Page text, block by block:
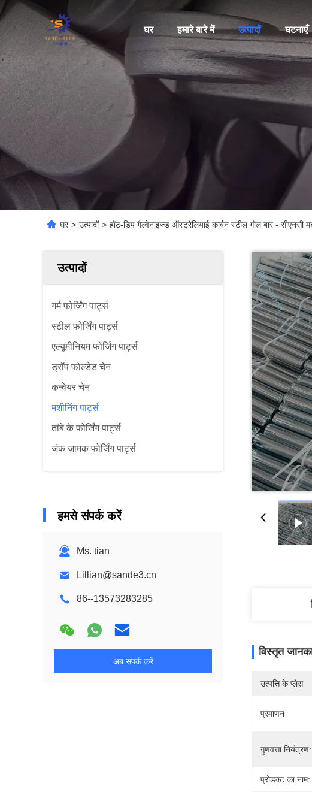
घर हमारे बारे में उत्पादों घटनाएँ
घर > उत्पादों > हॉट-डिप गैल्वेनाइज्ड ऑस्ट्रेलियाई कार्बन स्टील गोल बार -
उत्पादों
गर्म फोर्जिंग पार्ट्स
स्टील फोर्जिंग पार्ट्स
एल्यूमीनियम फोर्जिंग पार्ट्स
ड्रॉप फोल्डेड चेन
कन्वेयर चेन
मशीनिंग पार्ट्स
तांबे के फोर्जिंग पार्ट्स
जंक ज़ामक फोर्जिंग पार्ट्स
हमसे संपर्क करें
Ms. tian
Lillian@sande3.cn
86--13573283285
अब संपर्क करें
विस्तृत
उत्पत्ति के प्लेस
प्रमाणन
गुणवत्ता नियंत्रण:
प्रोडक्ट का नाम: